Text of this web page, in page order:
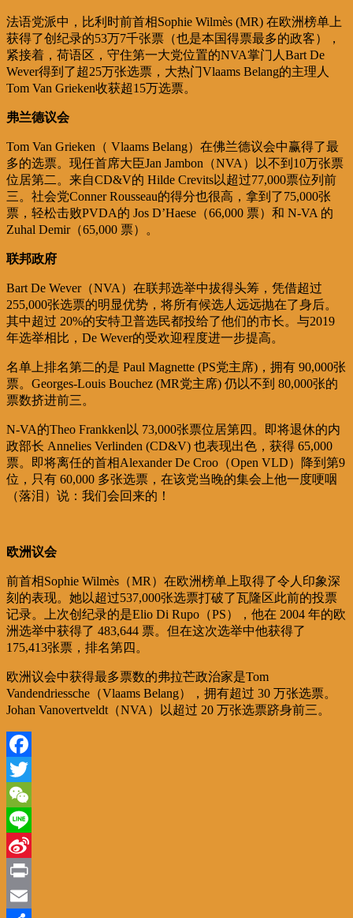
法语党派中，比利时前首相Sophie Wilmès (MR) 在欧洲榜单上
获得了创纪录的53万7千张票（也是本国得票最多的政客），
紧接着，荷语区，守住第一大党位置的NVA掌门人Bart De
Wever得到了超25万张选票，大热门Vlaams Belang的主理人
Tom Van Grieken收获超15万选票。
弗兰德议会
Tom Van Grieken（ Vlaams Belang）在佛兰德议会中赢得了最
多的选票。现任首席大臣Jan Jambon（NVA）以不到10万张票
位居第二。来自CD&V的 Hilde Crevits以超过77,000票位列前
三。社会党Conner Rousseau的得分也很高，拿到了75,000张
票，轻松击败PVDA的 Jos D’Haese（66,000 票）和 N-VA 的
Zuhal Demir（65,000 票）。
联邦政府
Bart De Wever（NVA）在联邦选举中拔得头筹，凭借超过
255,000张选票的明显优势，将所有候选人远远抛在了身后。
其中超过 20%的安特卫普选民都投给了他们的市长。与2019
年选举相比，De Wever的受欢迎程度进一步提高。
名单上排名第二的是 Paul Magnette (PS党主席)，拥有 90,000张
票。Georges-Louis Bouchez (MR党主席) 仍以不到 80,000张的
票数挤进前三。
N-VA的Theo Frankken以 73,000张票位居第四。即将退休的内
政部长 Annelies Verlinden (CD&V) 也表现出色，获得 65,000
票。即将离任的首相Alexander De Croo（Open VLD）降到第9
位，只有 60,000 多张选票，在该党当晚的集会上他一度哽咽
（落泪）说：我们会回来的！
欧洲议会
前首相Sophie Wilmès（MR）在欧洲榜单上取得了令人印象深
刻的表现。她以超过537,000张选票打破了瓦隆区此前的投票
记录。上次创纪录的是Elio Di Rupo（PS），他在 2004 年的欧
洲选举中获得了 483,644 票。但在这次选举中他获得了
175,413张票，排名第四。
欧洲议会中获得最多票数的弗拉芒政治家是Tom
Vandendriessche（Vlaams Belang），拥有超过 30 万张选票。
Johan Vanovertveldt（NVA）以超过 20 万张选票跻身前三。
Facebook
Twitter
WeChat
Line
Sina
Weibo
Print